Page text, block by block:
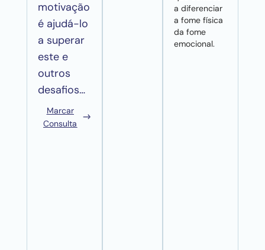
motivação
é ajudá-lo
a superar
este e
outros
desafios…
Marcar
Consulta
a diferenciar
a fome física
da fome
emocional.